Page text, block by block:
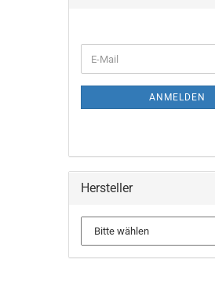
ZUR
E-
Mail
ANMELDEN
Hersteller